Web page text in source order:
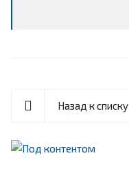
Назад к списку